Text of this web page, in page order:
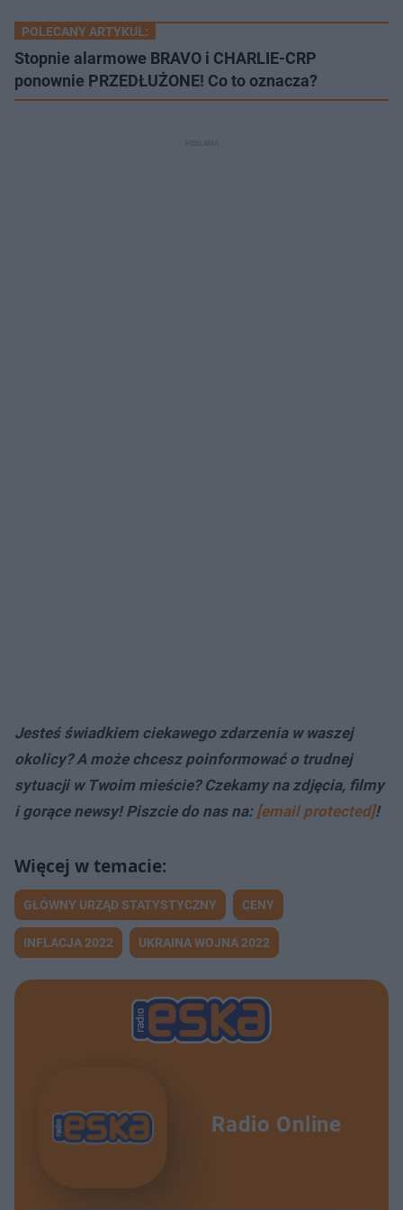
POLECANY ARTYKUŁ:
Stopnie alarmowe BRAVO i CHARLIE-CRP
ponownie PRZEDŁUŻONE! Co to oznacza?
Jesteś świadkiem ciekawego zdarzenia w waszej
okolicy? A może chcesz poinformować o trudnej
sytuacji w Twoim mieście? Czekamy na zdjęcia, filmy
i gorące newsy! Piszcie do nas na: [email protected]!
GŁÓWNY URZĄD STATYSTYCZNY CENY
INFLACJA 2022 UKRAINA WOJNA 2022
Radio Online